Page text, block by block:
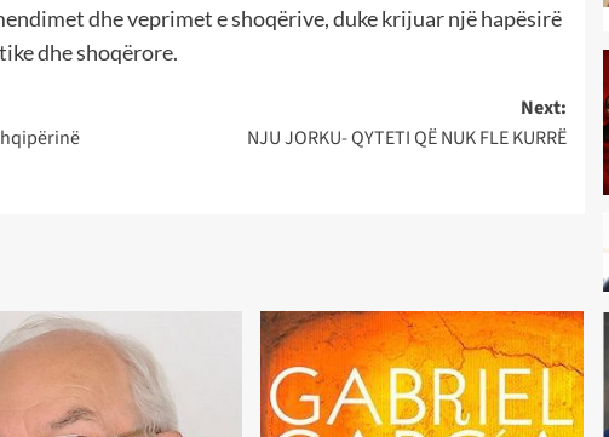
dhe veprimet e shoqërive, duke krijuar një hapësirë
dhe shoqërore.
Next:
NJU JORKU- QYTETI QË NUK FLE KURRË